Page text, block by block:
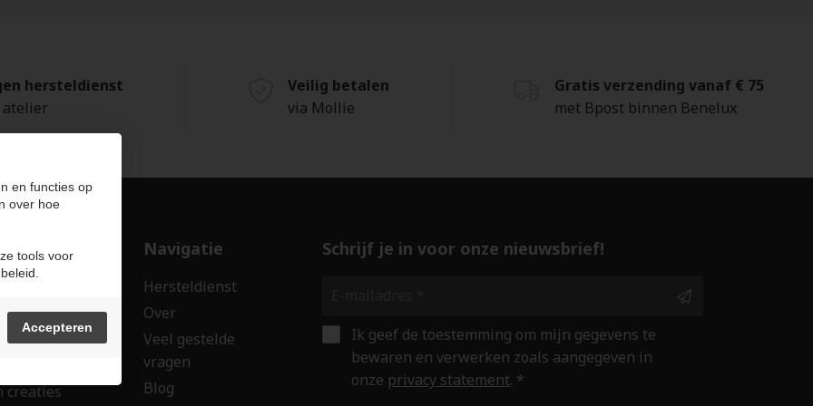
hersteldienst
atelier
Veilig betalen
via Mollie
Gratis verzending vanaf € 75
met Bpost binnen Benelux
creaties
Navigatie
Hersteldienst
Over
Veel gestelde
vragen
Blog
Schrijf je in voor onze nieuwsbrief!
Ik geef de toestemming om mijn gegevens te
bewaren en verwerken zoals aangegeven in
onze privacy statement. *
en functies op
over hoe
tools voor
Accepteren